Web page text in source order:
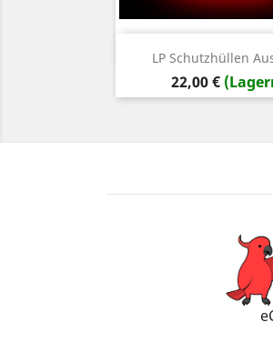
LP Schutzhüllen
Preis
22,00 €
